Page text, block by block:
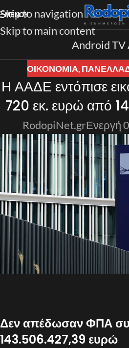
Skip to navigation
Skip to main content
ΜΕΝΟΎ
Android TV
ΟΙΚΟΝΟΜΙΑ,
Η ΑΑΔΕ εντόπισε
720 εκ. ευρώ από
–
RodopiNet.grΕνεργή
Δεν απέδωσαν ΦΠΑ
143.506.427,39 ευρώ